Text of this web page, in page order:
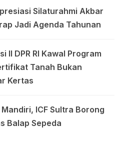
Silaturahmi Akbar
Jadi Agenda Tahunan
II DPR RI Kawal Program
Tanah Bukan
Kertas
ICF Sultra Borong
Balap Sepeda